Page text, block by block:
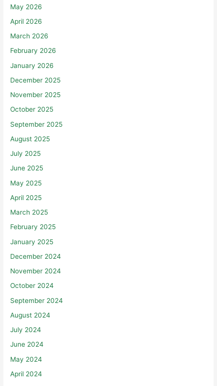
May 2026
April 2026
March 2026
February 2026
January 2026
December 2025
November 2025
October 2025
September 2025
August 2025
July 2025
June 2025
May 2025
April 2025
March 2025
February 2025
January 2025
December 2024
November 2024
October 2024
September 2024
August 2024
July 2024
June 2024
May 2024
April 2024